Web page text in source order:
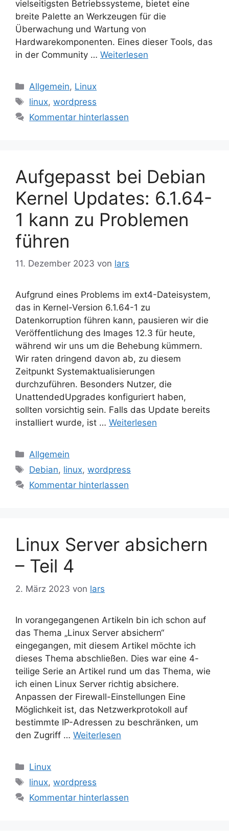
vielseitigsten Betriebssysteme, bietet eine
breite Palette an Werkzeugen für die
Überwachung und Wartung von
Hardwarekomponenten. Eines dieser Tools, das
in der Community … Weiterlesen
Kategorien
Allgemein, Linux
Schlagwörter
linux,wordpress
Kommentar hinterlassen
Aufgepasst bei Debian
Kernel Updates: 6.1.64-
1 kann zu Problemen
führen
11. Dezember 2023 von lars
Aufgrund eines Problems im ext4-Dateisystem,
das in Kernel-Version 6.1.64-1 zu
Datenkorruption führen kann, pausieren wir die
Veröffentlichung des Images 12.3 für heute,
während wir uns um die Behebung kümmern.
Wir raten dringend davon ab, zu diesem
Zeitpunkt Systemaktualisierungen
durchzuführen. Besonders Nutzer, die
UnattendedUpgrades konfiguriert haben,
sollten vorsichtig sein. Falls das Update bereits
installiert wurde, ist … Weiterlesen
Kategorien
Allgemein
Schlagwörter
Debian, linux,wordpress
Kommentar hinterlassen
Linux Server absichern
– Teil 4
2. März 2023 von lars
In vorangegangenen Artikeln bin ich schon auf
das Thema „Linux Server absichern“
eingegangen, mit diesem Artikel möchte ich
dieses Thema abschließen. Dies war eine 4-
teilige Serie an Artikel rund um das Thema, wie
ich einen Linux Server richtig absichere.
Anpassen der Firewall-Einstellungen Eine
Möglichkeit ist, das Netzwerkprotokoll auf
bestimmte IP-Adressen zu beschränken, um
den Zugriff … Weiterlesen
Kategorien
Linux
Schlagwörter
linux,wordpress
Kommentar hinterlassen